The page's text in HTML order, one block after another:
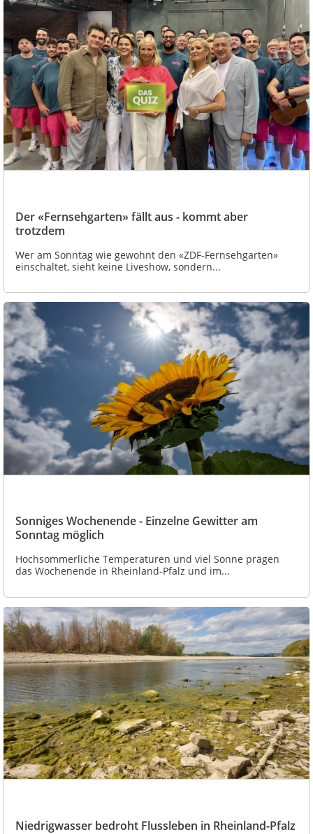
Der «Fernsehgarten» fällt aus - kommt aber
trotzdem
Wer am Sonntag wie gewohnt den «ZDF-Fernsehgarten»
einschaltet, sieht keine Liveshow, sondern...
Sonniges Wochenende - Einzelne Gewitter am
Sonntag möglich
Hochsommerliche Temperaturen und viel Sonne prägen
das Wochenende in Rheinland-Pfalz und im...
Niedrigwasser bedroht Flussleben in Rheinland-Pfalz